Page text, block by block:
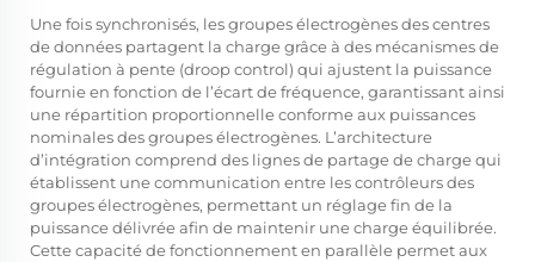
Une fois synchronisés, les groupes électrogènes des centres
de données partagent la charge grâce à des mécanismes de
régulation à pente (droop control) qui ajustent la puissance
fournie en fonction de l’écart de fréquence, garantissant ainsi
une répartition proportionnelle conforme aux puissances
nominales des groupes électrogènes. L’architecture
d’intégration comprend des lignes de partage de charge qui
établissent une communication entre les contrôleurs des
groupes électrogènes, permettant un réglage fin de la
puissance délivrée afin de maintenir une charge équilibrée.
Cette capacité de fonctionnement en parallèle permet aux